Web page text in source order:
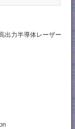
出力半導体レーザー